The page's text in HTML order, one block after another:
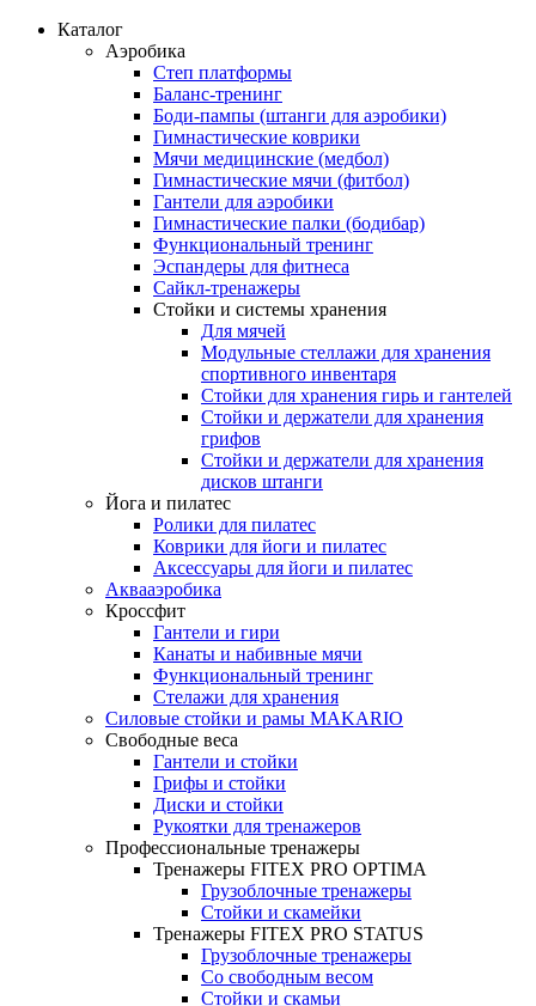
Каталог
Аэробика
Степ платформы
Баланс-тренинг
Боди-пампы (штанги для аэробики)
Гимнастические коврики
Мячи медицинские (медбол)
Гимнастические мячи (фитбол)
Гантели для аэробики
Гимнастические палки (бодибар)
Функциональный тренинг
Эспандеры для фитнеса
Сайкл-тренажеры
Стойки и системы хранения
Для мячей
Модульные стеллажи для хранения
спортивного инвентаря
Стойки для хранения гирь и гантелей
Стойки и держатели для хранения
грифов
Стойки и держатели для хранения
дисков штанги
Йога и пилатес
Ролики для пилатес
Коврики для йоги и пилатес
Аксессуары для йоги и пилатес
Аквааэробика
Кроссфит
Гантели и гири
Канаты и набивные мячи
Функциональный тренинг
Стелажи для хранения
Силовые стойки и рамы MAKARIO
Свободные веса
Гантели и стойки
Грифы и стойки
Диски и стойки
Рукоятки для тренажеров
Профессиональные тренажеры
Тренажеры FITEX PRO OPTIMA
Грузоблочные тренажеры
Стойки и скамейки
Тренажеры FITEX PRO STATUS
Грузоблочные тренажеры
Со свободным весом
Стойки и скамьи